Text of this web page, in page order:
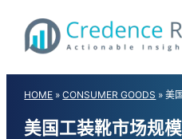
content
HOME »CONSUMER GOODS »美
美国工装靴市场规